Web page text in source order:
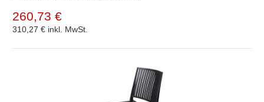
260,73 €
310,27 € inkl. MwSt.